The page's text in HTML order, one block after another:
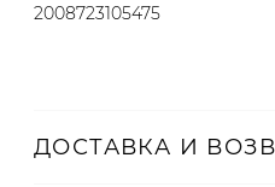
2008723105475
ДОСТАВКА И